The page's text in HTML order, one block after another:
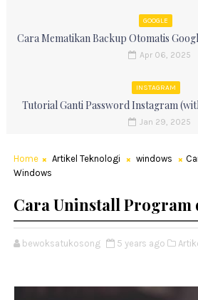
GOOGLE
Cara Mematikan Backup Otomatis
Apr 06, 2025
INSTAGRAM
Tutorial Ganti Password Instagram
Jan 29, 2025
Home Artikel Teknologi windows
Windows
Cara Uninstall Program
bewoksatukosong 5 years ago